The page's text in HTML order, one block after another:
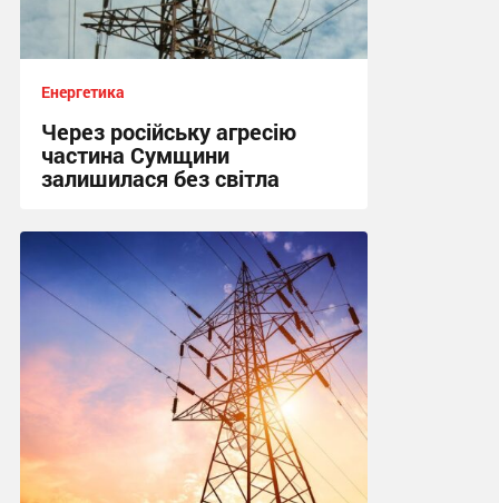
Енергетика
Через російську агресію
частина Сумщини
залишилася без світла
10:15, 4.08.2026